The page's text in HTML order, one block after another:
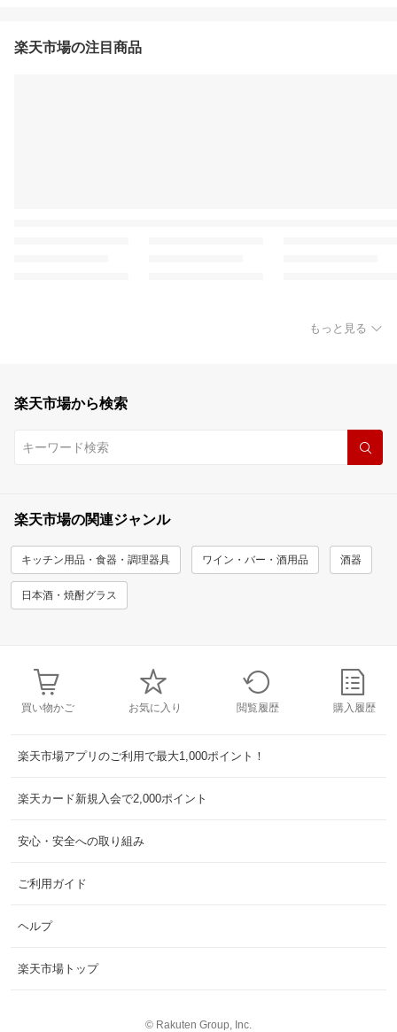
楽天市場の注目商品
もっと見る
楽天市場から検索
楽天市場の関連ジャンル
キッチン用品・食器・調理器具 ワイン・バー・酒用品 酒器
日本酒・焼酎グラス
買い物かご お気に入り 閲覧履歴 購入履歴
楽天市場アプリのご利用で最大1,000ポイント！
楽天カード新規入会で2,000ポイント
安心・安全への取り組み
ご利用ガイド
ヘルプ
楽天市場トップ
© Rakuten Group, Inc.